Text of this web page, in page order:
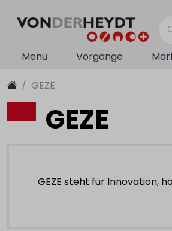
Menü Vorgänge
GEZE
GEZE
GEZE steht für Innovation,